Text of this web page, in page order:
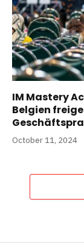
IM Mastery
Belgien
October 11, 2024